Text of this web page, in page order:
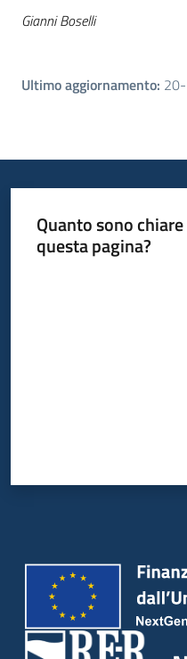
Gianni Boselli
Ultimo aggiornamento:
Quanto sono
questa pagina?